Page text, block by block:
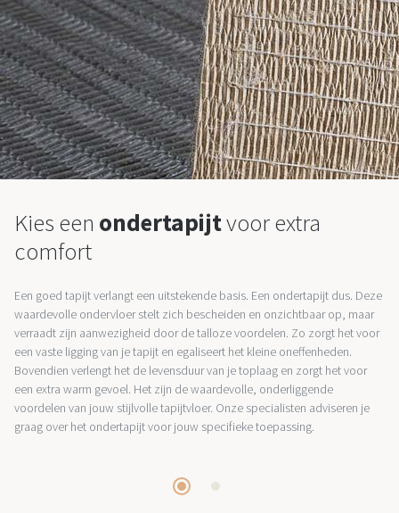
Kies een ondertapijtvoor extra
comfort
Een goed tapijt verlangt een uitstekende basis. Een ondertapijt dus. Deze
waardevolle ondervloer stelt zich bescheiden en onzichtbaar op, maar
verraadt zijn aanwezigheid door de talloze voordelen. Zo zorgt het voor
een vaste ligging van je tapijt en egaliseert het kleine oneffenheden.
Bovendien verlengt het de levensduur van je toplaag en zorgt het voor
een extra warm gevoel. Het zijn de waardevolle, onderliggende
voordelen van jouw stijlvolle tapijtvloer. Onze specialisten adviseren je
graag over het ondertapijt voor jouw specifieke toepassing.